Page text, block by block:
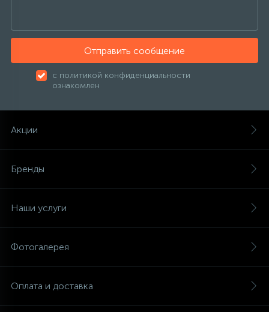
Отправить сообщение
с политикой конфиденциальности
ознакомлен
Акции
Бренды
Наши услуги
Фотогалерея
Оплата и доставка